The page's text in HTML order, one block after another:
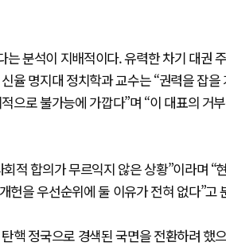
분석이 지배적이다. 유력한 차기 대권
율 명지대 정치학과 교수는 “권력을 잡
으로 불가능에 가깝다”며 “이 대표의 거
적 합의가 무르익지 않은 상황”이라며 “
헌을 우선순위에 둘 이유가 전혀 없다”고
핵 정국으로 경색된 국면을 전환하려 했